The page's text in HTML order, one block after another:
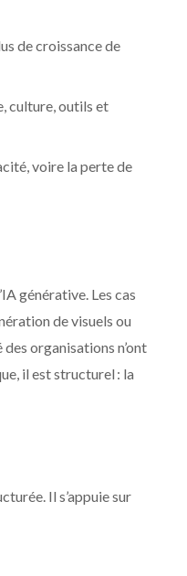
de croissance de
culture, outils et
voire la perte de
générative. Les cas
de visuels ou
organisations n’ont
il est structurel : la
Il s’appuie sur